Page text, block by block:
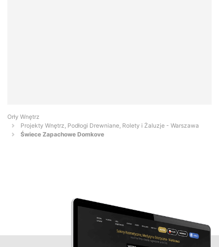
Orły Wnętrz
Projekty Wnętrz, Podłogi Drewniane, Rolety i Żaluzje - Warszawa
Świece Zapachowe Domkove